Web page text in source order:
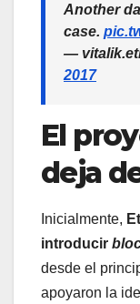
Another
case.
—
2017
El
deja
Inicialmente,
introducir
desde el
apoyaron la